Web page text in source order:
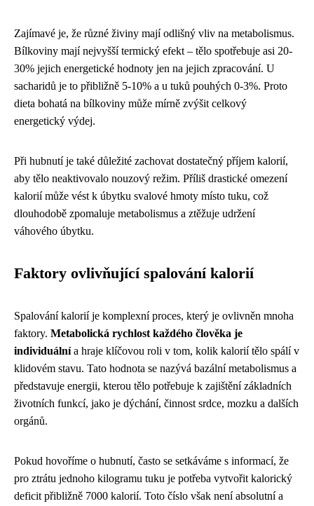
Zajímavé je, že různé živiny mají odlišný vliv na metabolismus.
Bílkoviny mají nejvyšší termický efekt – tělo spotřebuje asi 20-
30% jejich energetické hodnoty jen na jejich zpracování. U
sacharidů je to přibližně 5-10% a u tuků pouhých 0-3%. Proto
dieta bohatá na bílkoviny může mírně zvýšit celkový
energetický výdej.
Při hubnutí je také důležité zachovat dostatečný příjem kalorií,
aby tělo neaktivovalo nouzový režim. Příliš drastické omezení
kalorií může vést k úbytku svalové hmoty místo tuku, což
dlouhodobě zpomaluje metabolismus a ztěžuje udržení
váhového úbytku.
Faktory ovlivňující spalování kalorií
Spalování kalorií je komplexní proces, který je ovlivněn mnoha
faktory. Metabolická rychlost každého člověka je
individuálnía hraje klíčovou roli v tom, kolik kalorií tělo spálí v
klidovém stavu. Tato hodnota se nazývá bazální metabolismus a
představuje energii, kterou tělo potřebuje k zajištění základních
životních funkcí, jako je dýchání, činnost srdce, mozku a dalších
orgánů.
Pokud hovoříme o hubnutí, často se setkáváme s informací, že
pro ztrátu jednoho kilogramu tuku je potřeba vytvořit kalorický
deficit přibližně 7000 kalorií. Toto číslo však není absolutní a